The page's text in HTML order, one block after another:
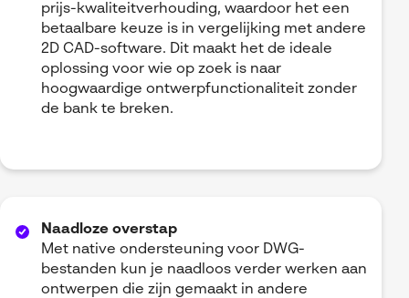
prijs-kwaliteitverhouding, waardoor het een
betaalbare keuze is in vergelijking met andere
2D CAD-software. Dit maakt het de ideale
oplossing voor wie op zoek is naar
hoogwaardige ontwerpfunctionaliteit zonder
de bank te breken.
Naadloze overstap
Met native ondersteuning voor DWG-
bestanden kun je naadloos verder werken aan
ontwerpen die zijn gemaakt in andere